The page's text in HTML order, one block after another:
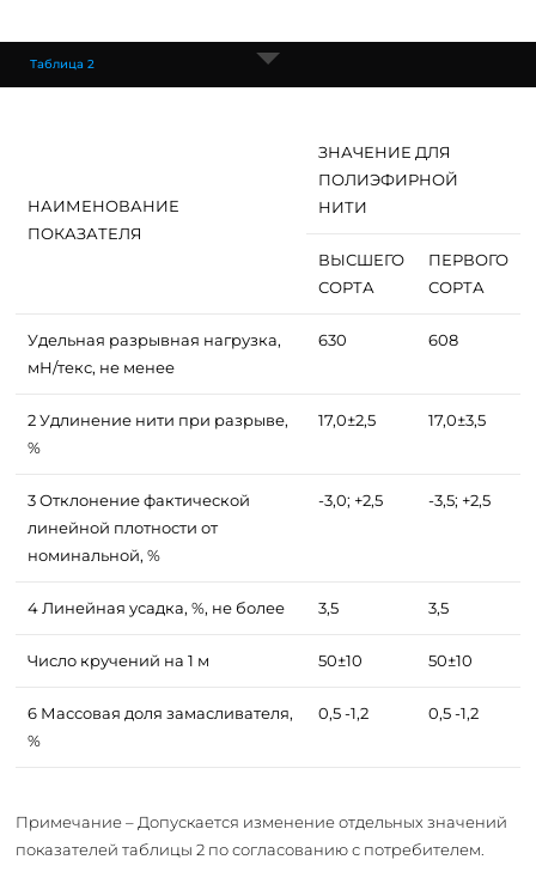
Таблица 2
НАИМЕНОВАНИЕ
ПОКАЗАТЕЛЯ
ЗНАЧЕНИЕ ДЛЯ
ПОЛИЭФИРНОЙ
НИТИ
ВЫСШЕГО
СОРТА
ПЕРВОГО
СОРТА
Удельная разрывная нагрузка,
мН/текс, не менее
630 608
2 Удлинение нити при разрыве,
%
17,0±2,5 17,0±3,5
3 Отклонение фактической
линейной плотности от
номинальной, %
-3,0; +2,5 -3,5; +2,5
4 Линейная усадка, %, не более 3,5 3,5
Число кручений на 1 м 50±10 50±10
6 Массовая доля замасливателя,
%
0,5 -1,2 0,5 -1,2
Примечание – Допускается изменение отдельных значений
показателей таблицы 2 по согласованию с потребителем.